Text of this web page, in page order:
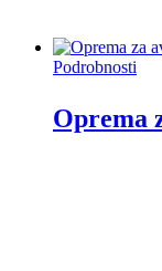
Podrobnosti
Oprema